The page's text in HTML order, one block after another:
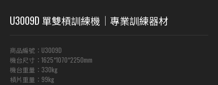
U3009D 單雙槓訓練機｜專業訓練器材
商品編號：U3009D
機台尺寸：1625*1070*2250mm
機台重量：330kg
槓片重量：99kg